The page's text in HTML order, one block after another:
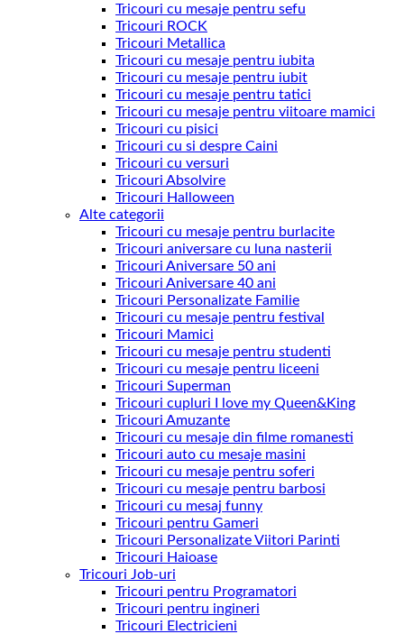
Tricouri cu mesaje pentru sefu
Tricouri ROCK
Tricouri Metallica
Tricouri cu mesaje pentru iubita
Tricouri cu mesaje pentru iubit
Tricouri cu mesaje pentru tatici
Tricouri cu mesaje pentru viitoare mamici
Tricouri cu pisici
Tricouri cu si despre Caini
Tricouri cu versuri
Tricouri Absolvire
Tricouri Halloween
Alte categorii
Tricouri cu mesaje pentru burlacite
Tricouri aniversare cu luna nasterii
Tricouri Aniversare 50 ani
Tricouri Aniversare 40 ani
Tricouri Personalizate Familie
Tricouri cu mesaje pentru festival
Tricouri Mamici
Tricouri cu mesaje pentru studenti
Tricouri cu mesaje pentru liceeni
Tricouri Superman
Tricouri cupluri I love my Queen&King
Tricouri Amuzante
Tricouri cu mesaje din filme romanesti
Tricouri auto cu mesaje masini
Tricouri cu mesaje pentru soferi
Tricouri cu mesaje pentru barbosi
Tricouri cu mesaj funny
Tricouri pentru Gameri
Tricouri Personalizate Viitori Parinti
Tricouri Haioase
Tricouri Job-uri
Tricouri pentru Programatori
Tricouri pentru ingineri
Tricouri Electricieni